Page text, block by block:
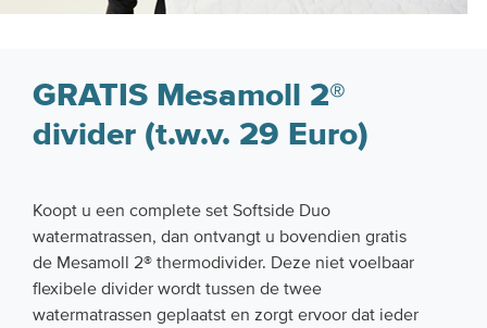
GRATIS Mesamoll 2®
divider (t.w.v. 29 Euro)
Koopt u een complete set Softside Duo
watermatrassen, dan ontvangt u bovendien gratis
de Mesamoll 2® thermodivider. Deze niet voelbaar
flexibele divider wordt tussen de twee
watermatrassen geplaatst en zorgt ervoor dat ieder